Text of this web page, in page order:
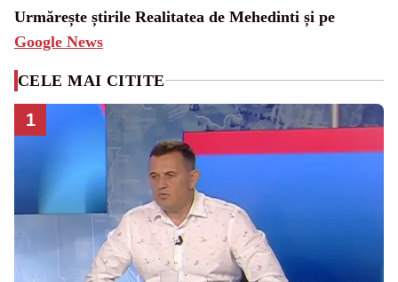
Urmărește știrile Realitatea de Mehedinti și pe
Google News
CELE MAI CITITE
1